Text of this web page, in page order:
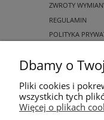
ZWROTY
REGULAMIN
POLITYKA
Dbamy o
Pliki cookies i
wszystkich tych
Więcej o plikach